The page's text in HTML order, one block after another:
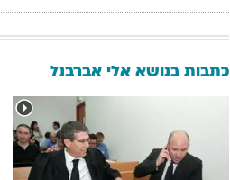
כתבות בנושא אלי אברבנל